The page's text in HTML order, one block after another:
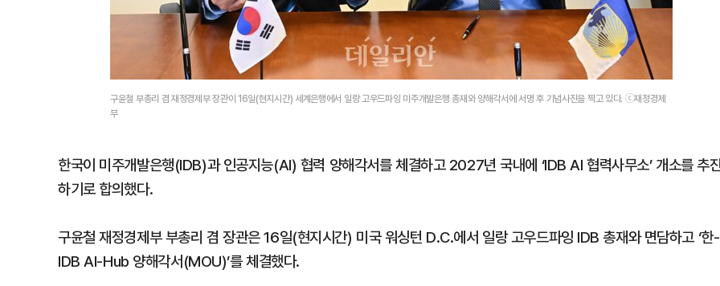
구윤철 부총리 겸 재정경제부 장관이 16일(현지시간) 세계은행에서 일랑 고우드파잉 미주개발은행 총재와 양해각서에 서명 후 기념사진을 찍고 있다. ⓒ재정경제
부
한국이 미주개발은행(IDB)과 인공지능(AI) 협력 양해각서를 체결하고 2027년 국내에 ‘IDB AI 협력사무소’ 개소를 추
하기로 합의했다.
구윤철 재정경제부 부총리 겸 장관은 16일(현지시간) 미국 워싱턴 D.C.에서 일랑 고우드파잉 IDB 총재와 면담하고 ‘한-
IDB AI-Hub 양해각서(MOU)’를 체결했다.